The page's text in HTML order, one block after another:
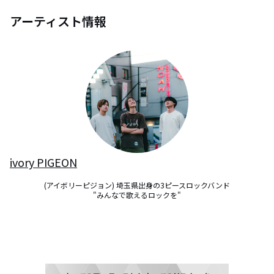
アーティスト情報
ivory PIGEON
(アイボリーピジョン) 埼玉県出身の3ピースロックバンド
"みんなで歌えるロックを"